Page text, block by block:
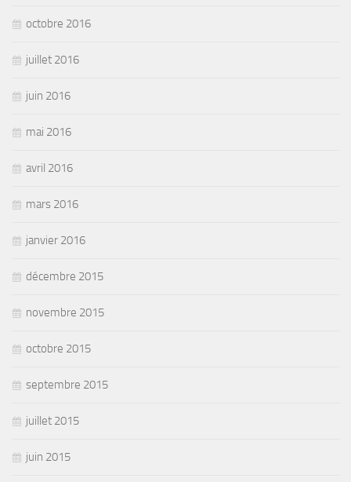
octobre 2016
juillet 2016
juin 2016
mai 2016
avril 2016
mars 2016
janvier 2016
décembre 2015
novembre 2015
octobre 2015
septembre 2015
juillet 2015
juin 2015